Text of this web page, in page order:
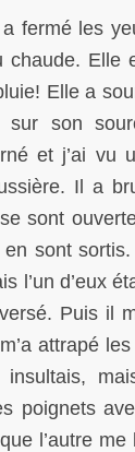
fermé les
Elle a
son
et j’ai
Il a
sont
sont
l’un d’eux
Puis il
attrapé
poignets
l’autre